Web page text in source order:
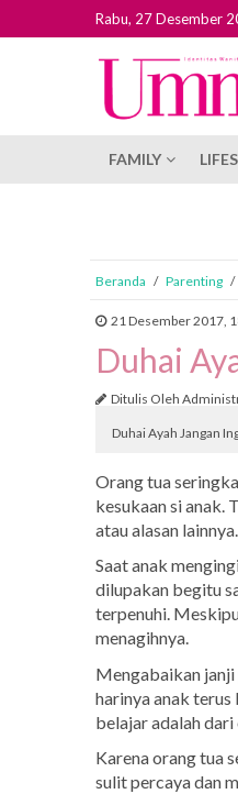
Rabu, 27 Desember
FAMILY
Beranda / Parenting /
21 Desember 2017,
Duhai
Ditulis Oleh
Duhai Ayah Jangan
Orang tua
kesukaan si anak.
atau alasan lainnya.
Saat anak
dilupakan begitu
terpenuhi.
menagihnya.
Mengabaikan
harinya anak
belajar adalah dari
Karena orang tua
sulit percaya dan